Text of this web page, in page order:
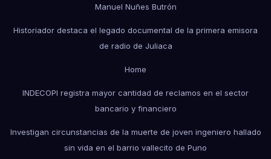
Manuel Nuñes Butrón
Historiador destaca el legado documental de la primera emisora
de radio de Juliaca
Home
INDECOPI registra mayor cantidad de reclamos en el sector
bancario y financiero
Investigan circunstancias de la muerte de joven ingeniero hallado
sin vida en el barrio vallecito de Puno